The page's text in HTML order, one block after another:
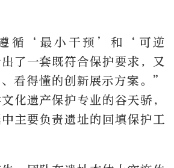
循‘最小干预’和‘可逆
了一套既符合保护要求，又
看得懂的创新展示方案。”
化遗产保护专业的谷天骄，
主要负责遗址的回填保护工